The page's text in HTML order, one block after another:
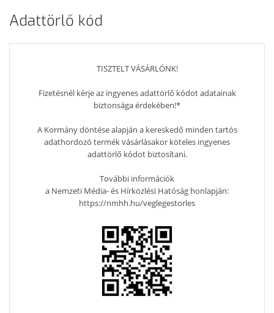
Adattörlő kód
TISZTELT VÁSÁRLÓNK!
Fizetésnél kérje az ingyenes adattörlő kódot adatainak
biztonsága érdekében!*
A Kormány döntése alapján a kereskedő minden tartós
adathordozó termék vásárlásakor köteles ingyenes
adattörlő kódot biztosítani.
További információk
a Nemzeti Média- és Hírközlési Hatóság honlapján:
https://nmhh.hu/veglegestorles